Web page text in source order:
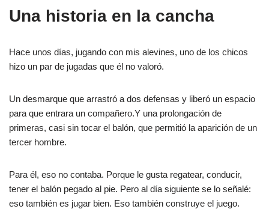
Una historia en la cancha
Hace unos días, jugando con mis alevines, uno de los chicos
hizo un par de jugadas que él no valoró.
Un desmarque que arrastró a dos defensas y liberó un espacio
para que entrara un compañero.Y una prolongación de
primeras, casi sin tocar el balón, que permitió la aparición de un
tercer hombre.
Para él, eso no contaba. Porque le gusta regatear, conducir,
tener el balón pegado al pie. Pero al día siguiente se lo señalé:
eso también es jugar bien. Eso también construye el juego.